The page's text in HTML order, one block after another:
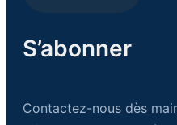
S’abonner
Contactez-nous dès